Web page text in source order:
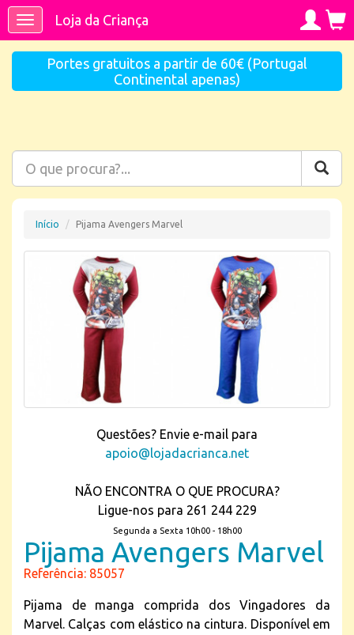
ToggleLoja da Criança
Portes gratuitos a partir de 60€ (Portugal
Continental apenas)
Início Pijama Avengers Marvel
Questões? Envie e-mail para
apoio@lojadacrianca.net
NÃO ENCONTRA O QUE PROCURA?
Ligue-nos para 261 244 229
Segunda a Sexta 10h00 - 18h00
Pijama Avengers Marvel
Referência: 85057
Pijama de manga comprida dos Vingadores da
Marvel. Calças com elástico na cintura. Disponível em